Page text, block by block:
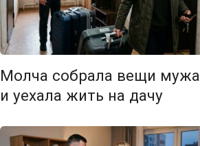
Молча собрала вещи мужа
и уехала жить на дачу